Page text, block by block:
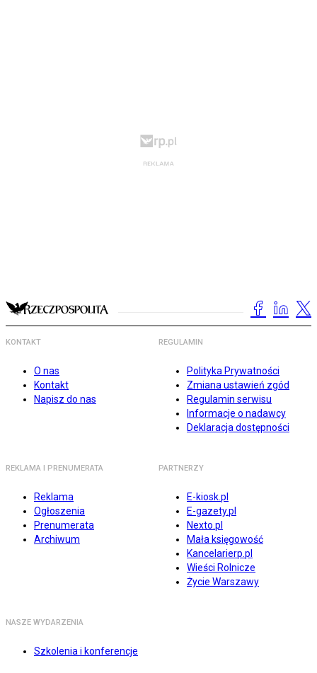
KONTAKT
O nas
Kontakt
Napisz do nas
REGULAMIN
Polityka Prywatności
Zmiana ustawień zgód
Regulamin serwisu
Informacje o nadawcy
Deklaracja dostępności
REKLAMA I PRENUMERATA
Reklama
Ogłoszenia
Prenumerata
Archiwum
PARTNERZY
E-kiosk.pl
E-gazety.pl
Nexto.pl
Mała księgowość
Kancelarierp.pl
Wieści Rolnicze
Życie Warszawy
NASZE WYDARZENIA
Szkolenia i konferencje